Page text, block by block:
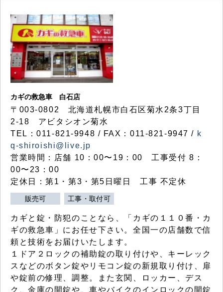
カギの救急車 白石店
〒003-0802 北海道札幌市白石区菊水2条3丁目
2-18 アビタシオン菊水
TEL：011-821-9948 / FAX：011-821-9947 / k
q-shiroishi@live.jp
営業時間：店舗 10：00〜19：00 工事受付 8：
00〜23：00
定休日：第1・第3・第5日曜日 工事 不定休
販売可 工事・取付可
カギと錠・防犯のことなら、「カギの１１０番・カ
ギの救急車」にお任せ下さい。全国一の店舗数で信
頼と技術をお届けいたします。
１ドア２ロックの補助錠の取り付けや、キーレック
スなどのボタン錠やリモコン錠の新規取り付け、扉
や錠前の修理、調整。また玄関、ロッカー、デス
ク、金庫の開錠や、車やバイクのインロックの開錠